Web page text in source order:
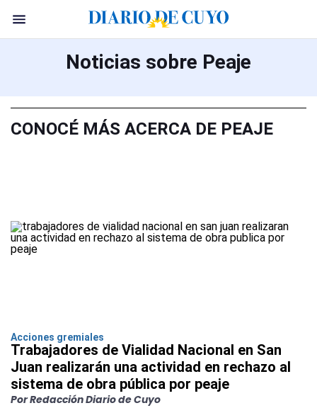
Noticias sobre Peaje
CONOCÉ MÁS ACERCA DE PEAJE
Acciones gremiales
Trabajadores de Vialidad Nacional en San
Juan realizarán una actividad en rechazo al
sistema de obra pública por peaje
Por Redacción Diario de Cuyo